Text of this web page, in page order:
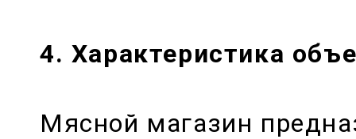
4. Характеристика
Мясной магазин